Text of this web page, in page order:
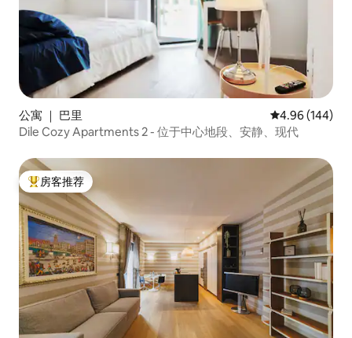
公寓 ｜ 巴里 平均评分 4.96
4.96 (144)
Dile Cozy Apartments 2 - 位于中心地段、安静、现代
热门「房客推荐」
房客推荐